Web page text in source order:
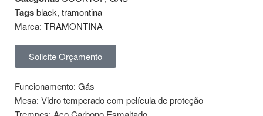
Tagsblack, tramontina
Marca: TRAMONTINA
Solicite Orçamento
Funcionamento: Gás
Mesa: Vidro temperado com película de proteção